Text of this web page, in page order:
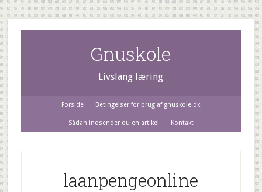
Gnuskole
Livslang læring
Forside Betingelser for brug af gnuskole.dk
Sådan indsender du en artikel Kontakt
laanpengeonline